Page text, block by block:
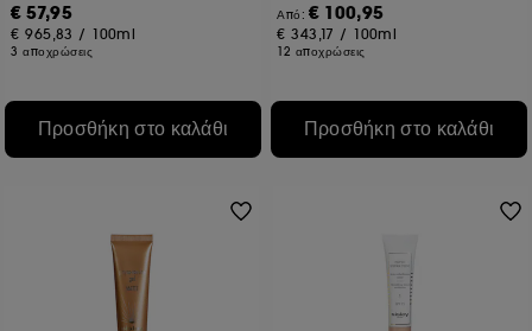
€ 57,95
€ 965,83 / 100ml
3 αποχρώσεις
Προσθήκη στο καλάθι
Από:€ 100,95
€ 343,17 / 100ml
12 αποχρώσεις
Προσθήκη στο καλάθι